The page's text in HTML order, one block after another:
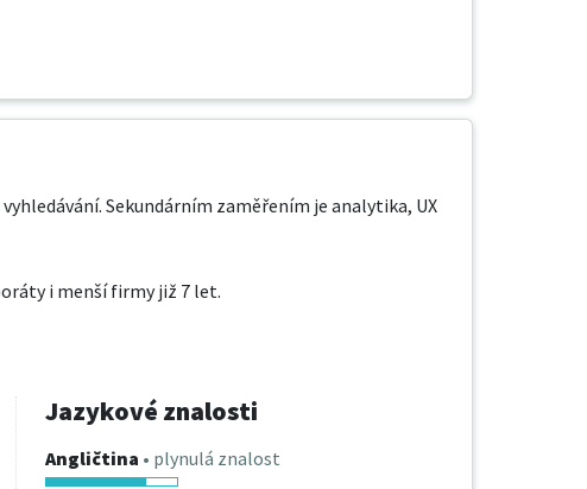
Sekundárním zaměřením je analytika, UX
i menší firmy již 7 let.
Jazykové znalosti
Angličtina • plynulá znalost